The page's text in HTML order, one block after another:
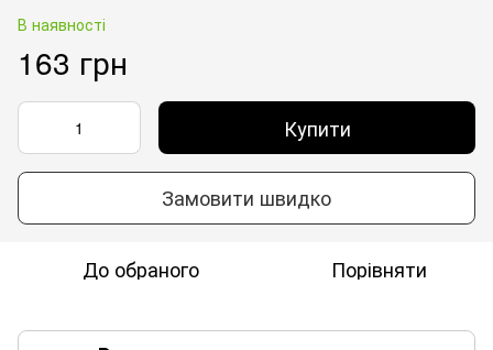
В наявності
163 грн
Купити
Замовити швидко
До обраного Порівняти